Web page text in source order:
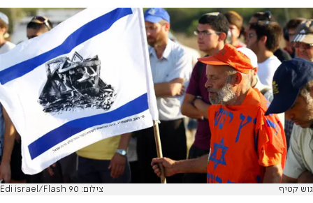
גוש קטיף צילום: Edi israel/Flash 90